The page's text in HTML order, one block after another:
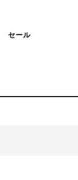
セール